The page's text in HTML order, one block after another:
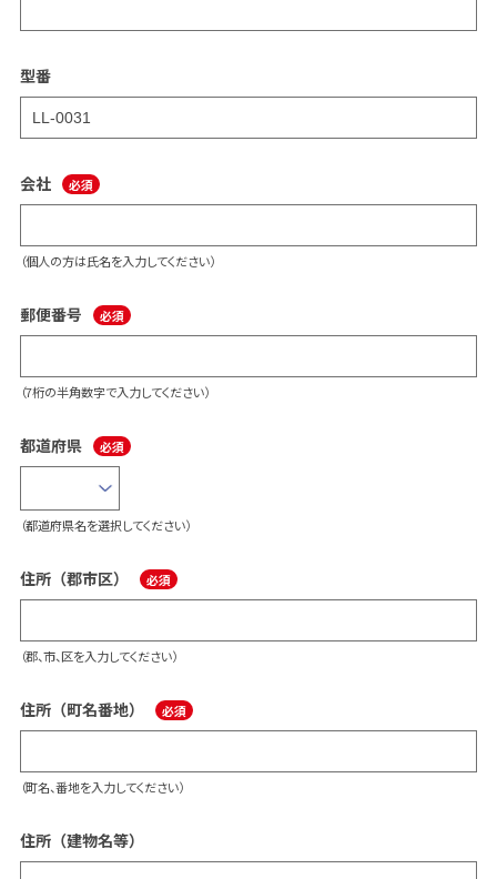
型番
会社
（個人の方は氏名を入力してください）
郵便番号
（7桁の半角数字で入力してください）
都道府県
（都道府県名を選択してください）
住所（郡市区）
（郡、市、区を入力してください）
住所（町名番地）
（町名、番地を入力してください）
住所（建物名等）